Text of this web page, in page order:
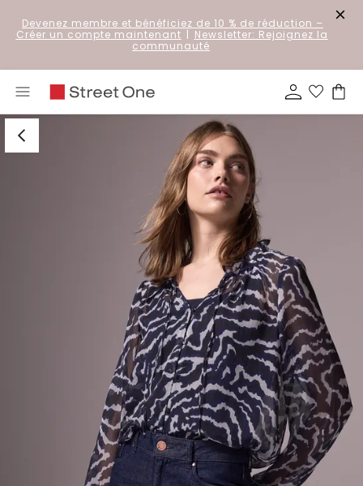
Devenez membre et bénéficiez de 10 % de réduction –
Créer un compte maintenant | Newsletter: Rejoignez la
communauté